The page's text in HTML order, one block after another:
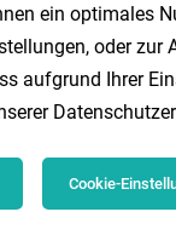
ein optimales
oder zur
aufgrund Ihrer
Cookie-